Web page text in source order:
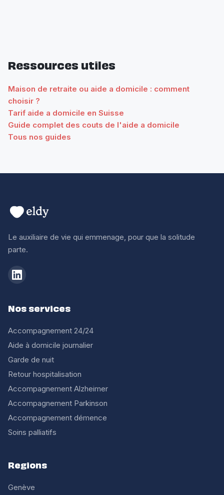
Ressources utiles
Maison de retraite ou aide a domicile : comment
choisir ?
Tarif aide a domicile en Suisse
Guide complet des couts de l'aide a domicile
Tous nos guides
Le auxiliaire de vie qui emmenage, pour que la solitude
parte.
Nos services
Accompagnement 24/24
Aide à domicile journalier
Garde de nuit
Retour hospitalisation
Accompagnement Alzheimer
Accompagnement Parkinson
Accompagnement démence
Soins palliatifs
Regions
Genève